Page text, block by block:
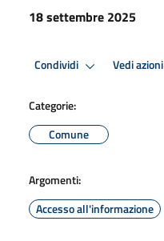
18 settembre 2025
Condividi Vedi azioni
Categorie:
Comune
Argomenti:
Accesso all'informazione